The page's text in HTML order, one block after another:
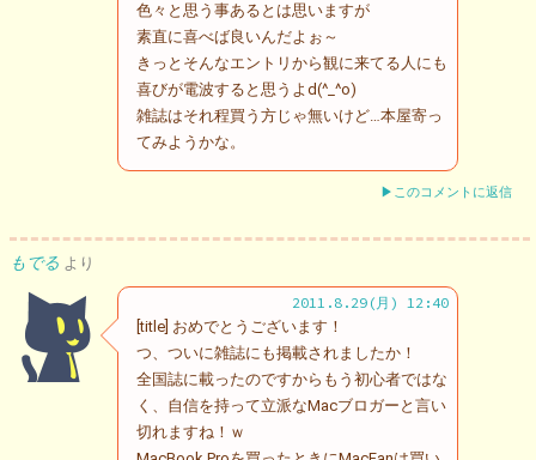
色々と思う事あるとは思いますが
素直に喜べば良いんだよぉ～
きっとそんなエントリから観に来てる人にも
喜びが電波すると思うよd(^_^o)
雑誌はそれ程買う方じゃ無いけど…本屋寄っ
てみようかな。
▶このコメントに返信
もでる より
2011.8.29(月) 12:40
[title] おめでとうございます！
つ、ついに雑誌にも掲載されましたか！
全国誌に載ったのですからもう初心者ではな
く、自信を持って立派なMacブロガーと言い
切れますね！ｗ